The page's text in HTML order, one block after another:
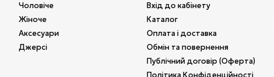
Чоловіче
Жіноче
Аксесуари
Джерсі
Вхід до кабінету
Каталог
Оплата і доставка
Обмін та повернення
Публічний договір (Оферта)
Політика Конфіденційності